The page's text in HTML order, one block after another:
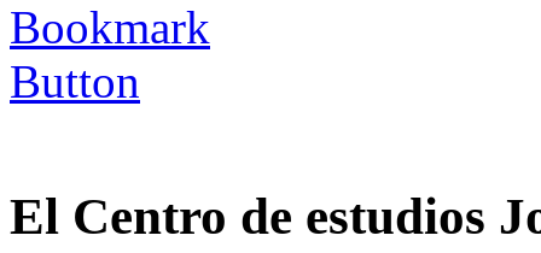
El Centro de estudios